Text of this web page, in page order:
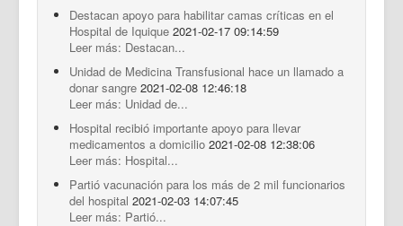
Destacan apoyo para habilitar camas críticas en el
Hospital de Iquique 2021-02-17 09:14:59
Leer más: Destacan...
Unidad de Medicina Transfusional hace un llamado a
donar sangre 2021-02-08 12:46:18
Leer más: Unidad de...
Hospital recibió importante apoyo para llevar
medicamentos a domicilio 2021-02-08 12:38:06
Leer más: Hospital...
Partió vacunación para los más de 2 mil funcionarios
del hospital 2021-02-03 14:07:45
Leer más: Partió...